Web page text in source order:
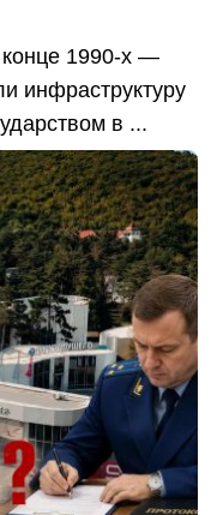
1990-х —
инфраструктуру
в ...